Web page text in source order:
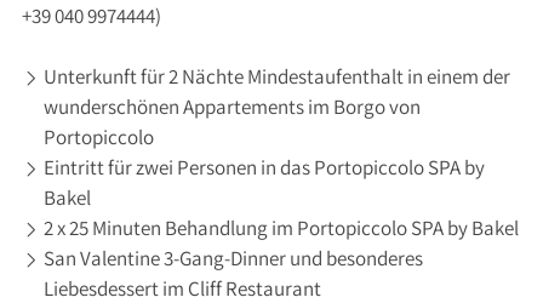
+39 040 9974444)
Unterkunft für 2 Nächte Mindestaufenthalt in einem der
wunderschönen Appartements im Borgo von
Portopiccolo
Eintritt für zwei Personen in das Portopiccolo SPA by
Bakel
2 x 25 Minuten Behandlung im Portopiccolo SPA by Bakel
San Valentine 3-Gang-Dinner und besonderes
Liebesdessert im Cliff Restaurant